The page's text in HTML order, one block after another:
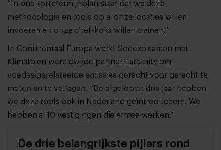
“In ons kortetermijnplan staat dat we deze
methodologie en tools op al onze locaties willen
invoeren en onze chef-koks willen trainen.”
In Continentaal Europa werkt Sodexo samen met
Klimato en wereldwijde partner Eaternity om
voedselgerelateerde emissies gerecht voor gerecht te
meten en te verlagen. “De afgelopen drie jaar hebben
we deze tools ook in Nederland geïntroduceerd. We
hebben al 10 vestigingen die ermee werken.”
De drie belangrijkste pijlers rond